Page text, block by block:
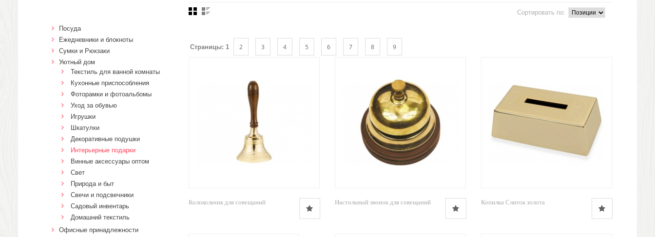
Сортировать по:
Страницы: 1 2 3 4 5 6 7 8 9
Колокольчик для совещаний Настольный звонок для совещаний Копилка Слиток золота
Посуда
Ежедневники и блокноты
Сумки и Рюкзаки
Уютный дом
Текстиль для ванной комнаты
Кухонные приспособления
Фоторамки и фотоальбомы
Уход за обувью
Игрушки
Шкатулки
Декоративные подушки
Интерьерные подарки
Винные аксессуары оптом
Свет
Природа и быт
Свечи и подсвечники
Садовый инвентарь
Домашний текстиль
Офисные принадлежности